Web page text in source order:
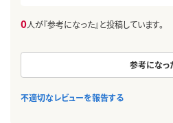
0人が『参考になった』と投稿しています。
参考になっ
不適切なレビューを報告する